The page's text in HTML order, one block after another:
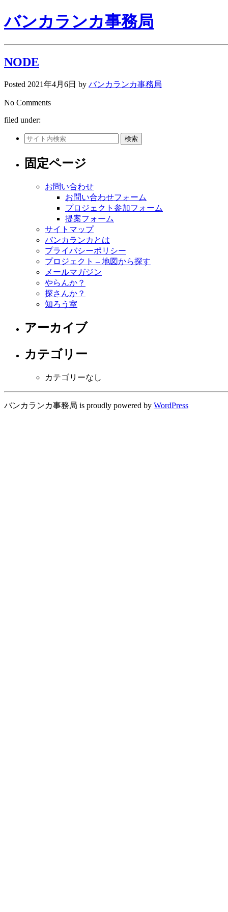
バンカランカ事務局
NODE
Posted 2021年4月6日 by バンカランカ事務局
No Comments
filed under:
検索
固定ページ
お問い合わせ
お問い合わせフォーム
プロジェクト参加フォーム
提案フォーム
サイトマップ
バンカランカとは
プライバシーポリシー
プロジェクト – 地図から探す
メールマガジン
やらんか？
探さんか？
知ろう室
アーカイブ
カテゴリー
カテゴリーなし
バンカランカ事務局 is proudly powered by WordPress